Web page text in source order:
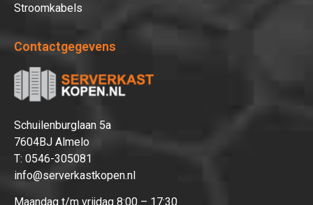
Stroomkabels
Contactgegevens
Schuilenburglaan 5a
7604BJ Almelo
T: 0546-305081
info@serverkastkopen.nl
Maandag t/m vrijdag 8:00 – 17:30